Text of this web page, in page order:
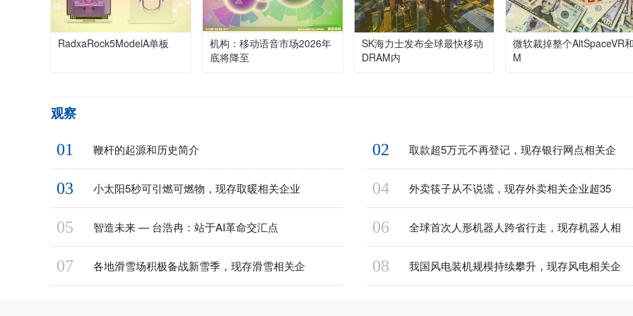
RadxaRock5ModelA单板
机构：移动语音市场2026年
底将降至
SK海力士发布全球最快移动
DRAM内
微软裁掉整个AltSpaceVR
M
观察
01 鞭杆的起源和历史简介 02 取款超5万元不再登记，现存银行网点相关企
03 小太阳5秒可引燃可燃物，现存取暖相关企业 04 外卖筷子从不说谎，现存外卖相关企业超35
05 智造未来 — 台浩冉：站于AI革命交汇点 06 全球首次人形机器人跨省行走，现存机器人相
07 各地滑雪场积极备战新雪季，现存滑雪相关企 08 我国风电装机规模持续攀升，现存风电相关企